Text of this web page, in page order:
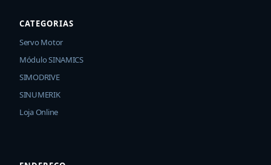
CATEGORIAS
Servo Motor
Módulo SINAMICS
SIMODRIVE
SINUMERIK
Loja Online